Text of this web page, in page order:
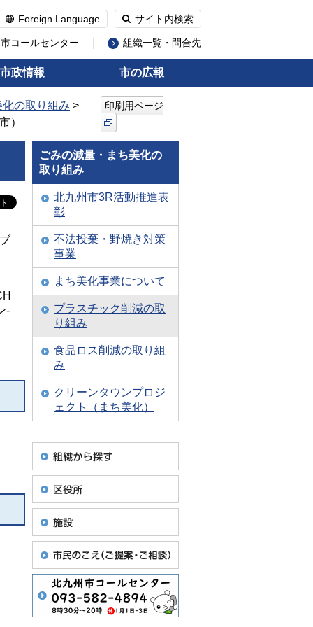
Foreign Language サイト内検索
コールセンター 組織一覧・問合先
市政情報 市の広報
の取り組み >
）
印刷用ページ
-
ごみの減量・まち美化の
取り組み
北九州市3R活動推進表
彰
不法投棄・野焼き対策
事業
まち美化事業について
プラスチック削減の取
り組み
食品ロス削減の取り組
み
クリーンタウンプロジ
ェクト（まち美化）